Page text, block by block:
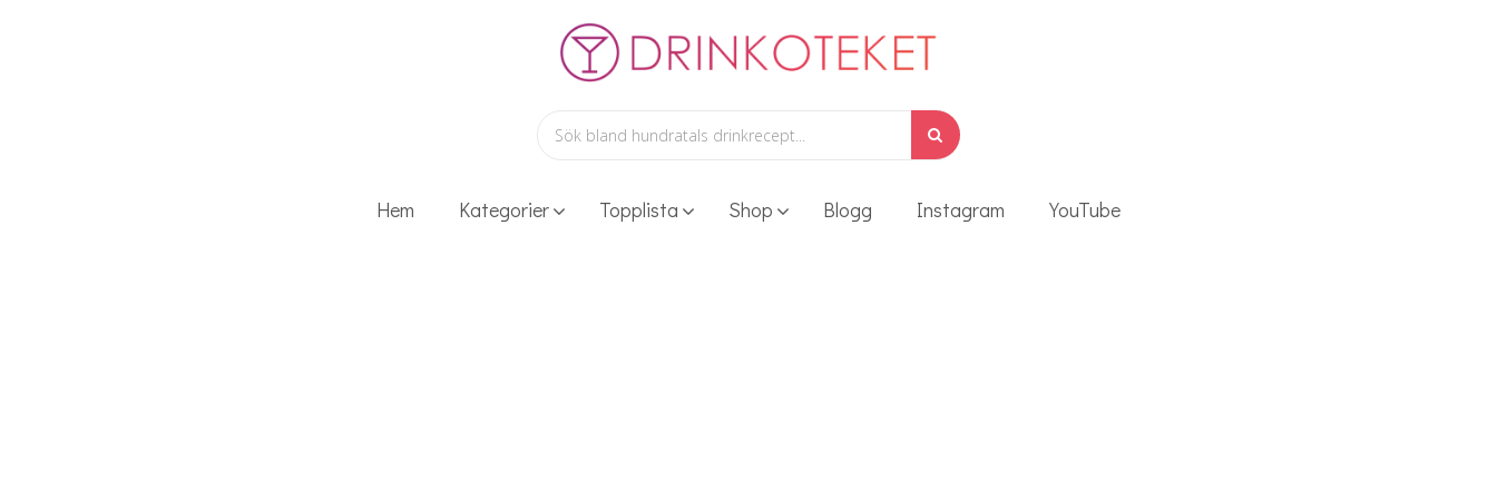
Hem Kategorier Topplista Shop Blogg Instagram YouTube